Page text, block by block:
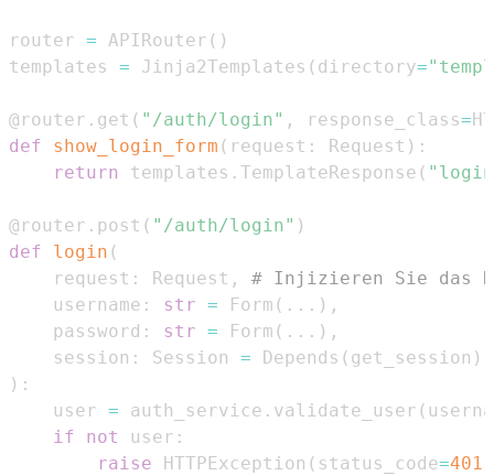
router = APIRouter ( )
templates = Jinja2Templates ( directory=
@router . get ( "/auth/login" , response_class=
def
show_login_form ( request : Request ) :
return
templates . TemplateResponse (
@router . post ( "/auth/login" )
def
login (
    request
: Request ,
# Injizieren Sie das
    username
: str = Form ( . . . ) ,
    password
: str = Form ( . . . ) ,
    session
: Session = Depends ( get_session )
) :
    user
= auth_service . validate_user (
if
not user :
raise HTTPException ( status_code=401